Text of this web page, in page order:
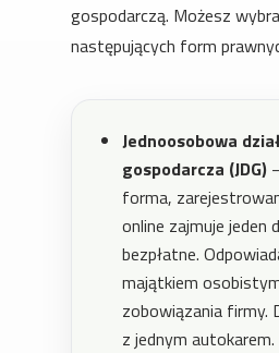
gospodarczą. Możesz
następujących form
Jednoosobowa
gospodarcza (JDG)
forma,
online zajmuje jeden
bezpłatne.
majątkiem
zobowiązania firmy.
z jednym autokarem.